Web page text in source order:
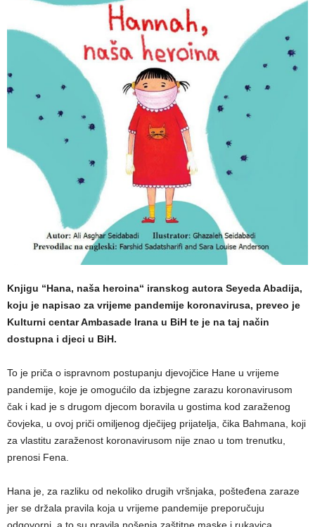
Knjigu “Hana, naša heroina“ iranskog autora Seyeda Abadija,
koju je napisao za vrijeme pandemije koronavirusa, preveo je
Kulturni centar Ambasade Irana u BiH te je na taj način
dostupna i djeci u BiH.
To je priča o ispravnom postupanju djevojčice Hane u vrijeme
pandemije, koje je omogućilo da izbjegne zarazu koronavirusom
čak i kad je s drugom djecom boravila u gostima kod zaraženog
čovjeka, u ovoj priči omiljenog dječijeg prijatelja, čika Bahmana, koji
za vlastitu zaraženost koronavirusom nije znao u tom trenutku,
prenosi Fena.
Hana je, za razliku od nekoliko drugih vršnjaka, pošteđena zaraze
jer se držala pravila koja u vrijeme pandemije preporučuju